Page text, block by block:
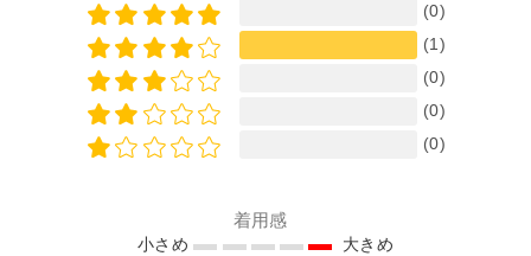
(0)
(1)
(0)
(0)
(0)
着用感
小さめ 大きめ